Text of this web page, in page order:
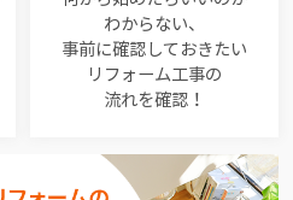
わからない、
事前に確認しておきたい
リフォーム工事の
流れを確認！